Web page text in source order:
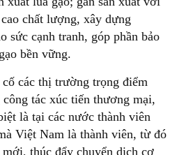
chất lượng, xây dựng
sức cạnh tranh, góp phần bảo
bền vững.
các thị trường trọng điểm
tác xúc tiến thương mại,
là tại các nước thành viên
Việt Nam là thành viên, từ đó
thúc đẩy chuyển dịch cơ